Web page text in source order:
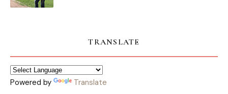
TRANSLATE
Powered by Translate